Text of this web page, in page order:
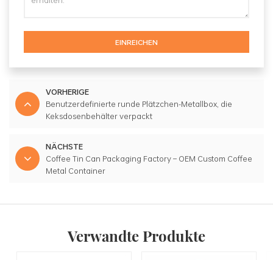
EINREICHEN
VORHERIGE
Benutzerdefinierte runde Plätzchen-Metallbox, die
Keksdosenbehälter verpackt
NÄCHSTE
Coffee Tin Can Packaging Factory – OEM Custom Coffee
Metal Container
Verwandte Produkte